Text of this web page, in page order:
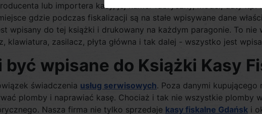
lub importera kasy, jej numer fabryczny, model, daty
gdzie podczas fiskalizacji są na stałe wpisywane dane
wpisany do tej książki i drukowany na każdym paragonie. To
klawiatura, zasilacz, płyta główna i tak dalej - wszystko jest
być wpisane do Książki Kasy
świadczenia usług serwisowych. Poza danymi kupującego
plomby i naprawiać kasę. Chociaż i tak nie wszystkie plomby
Nasza firma nie tylko sprzedaje kasy fiskalne Gdańsk i